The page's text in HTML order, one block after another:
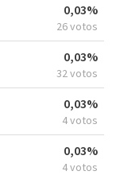
0,03%
26 votos
0,03%
32 votos
0,03%
4 votos
0,03%
4 votos